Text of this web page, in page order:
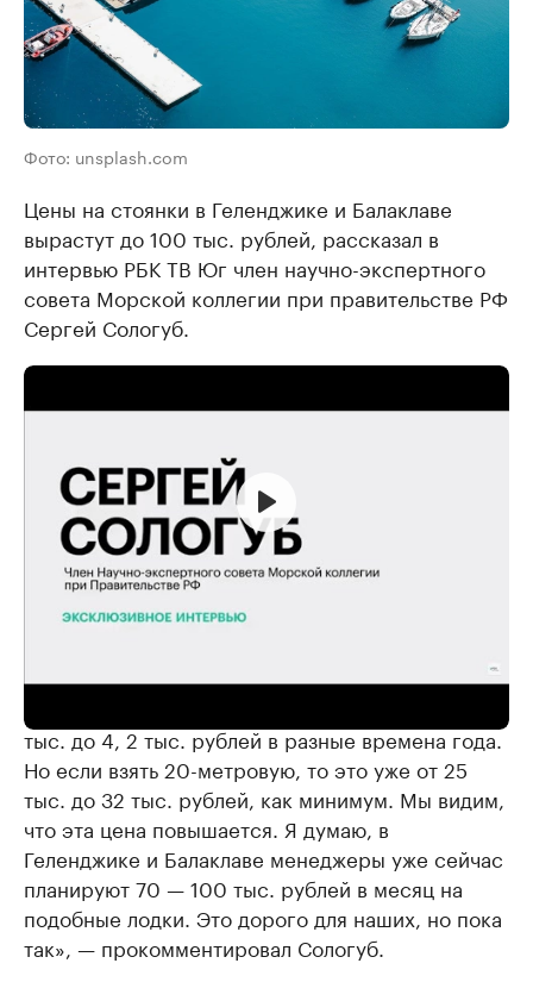
Фото: unsplash.com
Цены на стоянки в Геленджике и Балаклаве
вырастут до 100 тыс. рублей, рассказал в
интервью РБК ТВ Юг член научно-экспертного
совета Морской коллегии при правительстве РФ
Сергей Сологуб.
тыс. до 4, 2 тыс. рублей в разные времена года.
Но если взять 20-метровую, то это уже от 25
тыс. до 32 тыс. рублей, как минимум. Мы видим,
что эта цена повышается. Я думаю, в
Геленджике и Балаклаве менеджеры уже сейчас
планируют 70 — 100 тыс. рублей в месяц на
подобные лодки. Это дорого для наших, но пока
так», — прокомментировал Сологуб.